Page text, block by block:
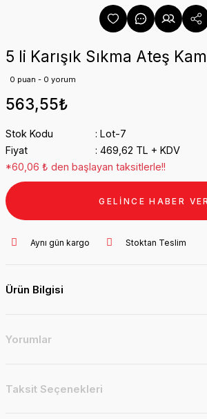
5 li Karışık Sıkma Ateş
0 puan - 0 yorum
563,55₺
Stok Kodu
Lot-7
Fiyat
469,62 TL + KDV
*60,06 ₺ den başlayan taksitlerle!!
GELİNCE HABER VER
Aynı gün kargo Stoktan Teslim
Ürün Bilgisi
Yorumlar
Taksit Seçenekleri